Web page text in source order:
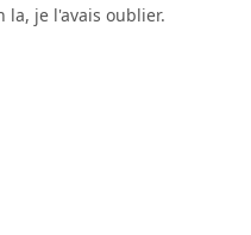
la, je l'avais oublier.